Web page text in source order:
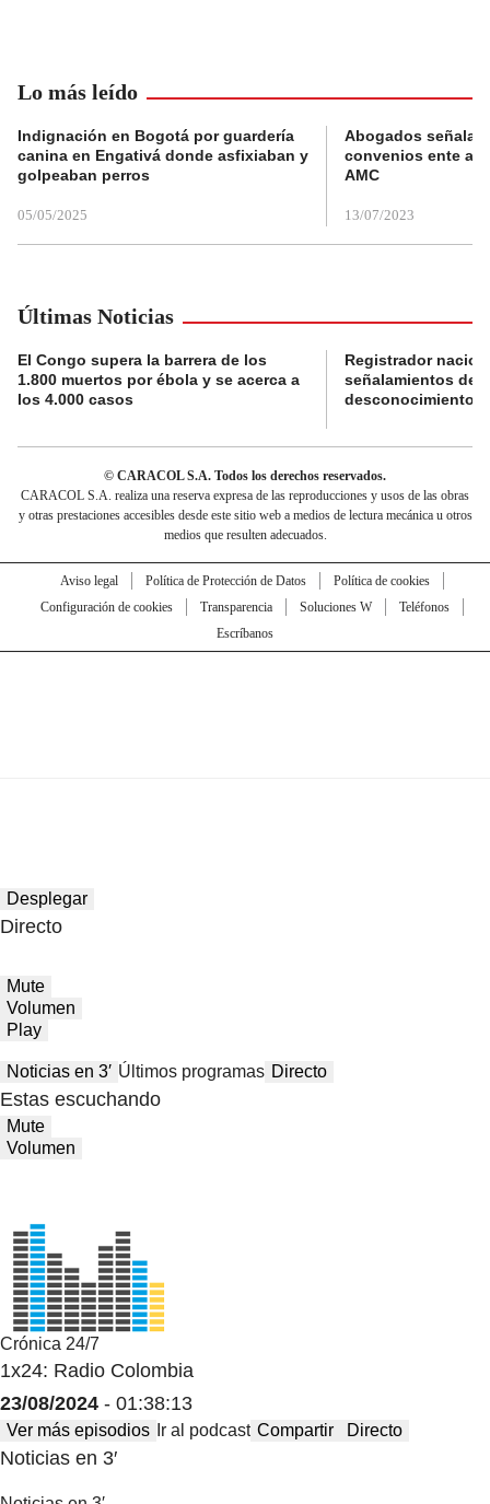
Lo más leído
Indignación en Bogotá por guardería
canina en Engativá donde asfixiaban y
golpeaban perros
05/05/2025
Abogados
convenios ente
AMC
13/07/2023
Últimas Noticias
El Congo supera la barrera de los
1.800 muertos por ébola y se acerca a
los 4.000 casos
Registrador
señalamientos de
desconocimiento
© CARACOL S.A. Todos los derechos reservados.
CARACOL S.A. realiza una reserva expresa de las reproducciones y usos de las obras
y otras prestaciones accesibles desde este sitio web a medios de lectura mecánica u otros
medios que resulten adecuados.
Aviso legal Política de Protección de Datos
Política de cookies
Configuración de cookies
Transparencia Soluciones W
Teléfonos
Escríbanos
Desplegar
Directo
Mute
Volumen
Play
Noticias en 3′ Últimos programas Directo
Estas escuchando
Mute
Volumen
Crónica 24/7
1x24: Radio Colombia
23/08/2024 - 01:38:13
Ver más episodios Ir al podcast Compartir Directo
Noticias en 3′